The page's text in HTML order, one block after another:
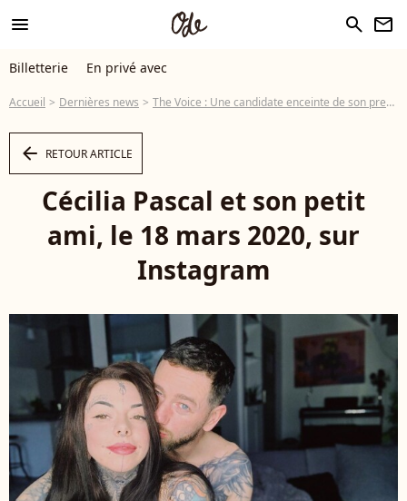
menu search newsletter
Billetterie En privé avec
Accueil Dernières news The Voice : Une candidate enceinte de son premier enfant
arrow_left RETOUR ARTICLE
Cécilia Pascal et son petit
ami, le 18 mars 2020, sur
Instagram